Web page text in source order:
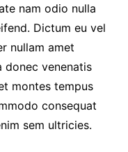
nam odio nulla
Dictum eu vel
nullam amet
donec venenatis
montes tempus
consequat
sem ultricies.